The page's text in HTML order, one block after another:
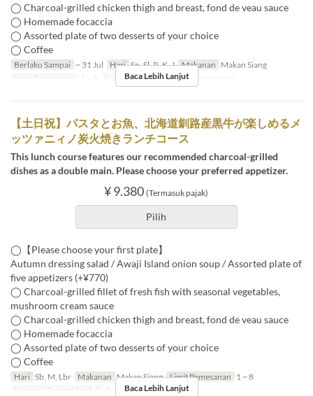
◯ Charcoal-grilled chicken thigh and breast, fond de veau sauce
◯ Homemade focaccia
◯ Assorted plate of two desserts of your choice
◯ Coffee
Berlaku Sampai ~ 31 Jul Hari Sn, Sl, R, K, J Makanan Makan Siang
Limit Pemesanan
1 ~ 8 Kategori Tempat Duduk Restaurant
Baca Lebih Lanjut
【土日祝】パスタとお魚、北海道釧路産黒牛が楽しめるメ
ッツァニィノ炭火焼きランチコース
This lunch course features our recommended charcoal-grilled
dishes as a double main. Please choose your preferred appetizer.
¥ 9.380 (Termasuk pajak)
Pilih
◯【Please choose your first plate】
Autumn dressing salad / Awaji Island onion soup / Assorted plate of
five appetizers (+¥770)
◯ Charcoal-grilled fillet of fresh fish with seasonal vegetables,
mushroom cream sauce
◯ Charcoal-grilled chicken thigh and breast, fond de veau sauce
◯ Homemade focaccia
◯ Assorted plate of two desserts of your choice
◯ Coffee
Hari Sb, M, Lbr Makanan Makan Siang Limit Pemesanan 1 ~ 8
Kategori Tempat Duduk
Restaurant
Baca Lebih Lanjut